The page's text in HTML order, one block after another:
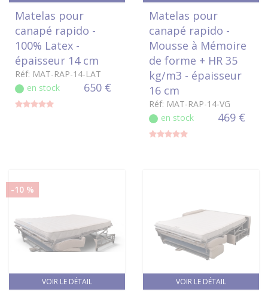
Matelas pour
canapé rapido -
100% Latex -
épaisseur 14 cm
Réf: MAT-RAP-14-LAT
en stock
650 €
Matelas pour
canapé rapido -
Mousse à Mémoire
de forme + HR 35
kg/m3 - épaisseur
16 cm
Réf: MAT-RAP-14-VG
en stock
469 €
VOIR LE DÉTAIL
-10 %
VOIR LE DÉTAIL